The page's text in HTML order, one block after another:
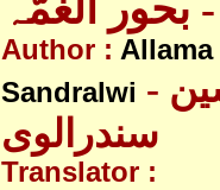
الغمّہ
Author :
Sandralwi - علامہ سخاوت حسین
سندرالوی
Translator :